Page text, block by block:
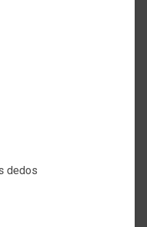
dedos